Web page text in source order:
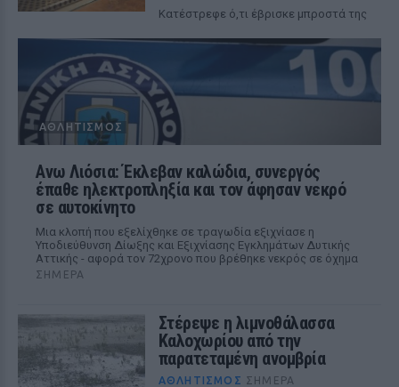
Κατέστρεφε ό,τι έβρισκε μπροστά της
ΑΘΛΗΤΙΣΜΌΣ
Ανω Λιόσια: Έκλεβαν καλώδια, συνεργός
έπαθε ηλεκτροπληξία και τον άφησαν νεκρό
σε αυτοκίνητο
Μια κλοπή που εξελίχθηκε σε τραγωδία εξιχνίασε η
Υποδιεύθυνση Δίωξης και Εξιχνίασης Εγκλημάτων Δυτικής
Αττικής - αφορά τον 72χρονο που βρέθηκε νεκρός σε όχημα
ΣΉΜΕΡΑ
Στέρεψε η λιμνοθάλασσα
Καλοχωρίου από την
παρατεταμένη ανομβρία
ΑΘΛΗΤΙΣΜΌΣ ΣΉΜΕΡΑ